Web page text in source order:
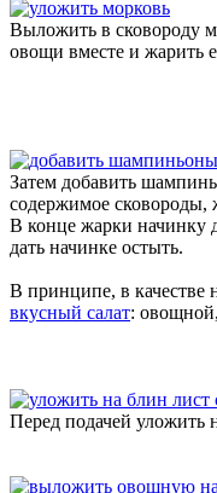
Выложить в сковороду
овощи вместе и жарить
Затем добавить
содержимое сковороды,
В конце жарки начинку
дать начинке остыть.
В принципе, в качестве
вкусный салат:
Перед подачей уложить